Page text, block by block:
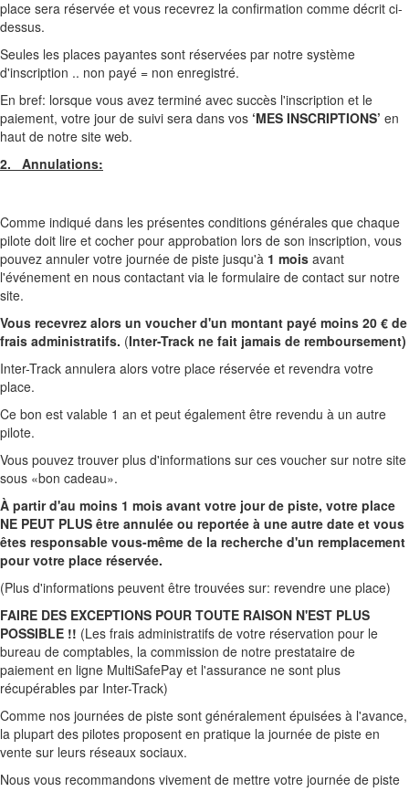
place sera réservée et vous recevrez la confirmation comme décrit ci-
dessus.
Seules les places payantes sont réservées par notre système
d'inscription .. non payé = non enregistré.
En bref: lorsque vous avez terminé avec succès l'inscription et le
paiement, votre jour de suivi sera dans vos ‘MES INSCRIPTIONS’ en
haut de notre site web.
2. Annulations:
Comme indiqué dans les présentes conditions générales que chaque
pilote doit lire et cocher pour approbation lors de son inscription, vous
pouvez annuler votre journée de piste jusqu'à 1 mois avant
l'événement en nous contactant via le formulaire de contact sur notre
site.
Vous recevrez alors un voucher d'un montant payé moins 20 € de
frais administratifs. (Inter-Track ne fait jamais de remboursement)
Inter-Track annulera alors votre place réservée et revendra votre
place.
Ce bon est valable 1 an et peut également être revendu à un autre
pilote.
Vous pouvez trouver plus d'informations sur ces voucher sur notre site
sous «bon cadeau».
À partir d'au moins 1 mois avant votre jour de piste, votre place
NE PEUT PLUS être annulée ou reportée à une autre date et vous
êtes responsable vous-même de la recherche d'un remplacement
pour votre place réservée.
(Plus d'informations peuvent être trouvées sur: revendre une place)
FAIRE DES EXCEPTIONS POUR TOUTE RAISON N'EST PLUS
POSSIBLE !! (Les frais administratifs de votre réservation pour le
bureau de comptables, la commission de notre prestataire de
paiement en ligne MultiSafePay et l'assurance ne sont plus
récupérables par Inter-Track)
Comme nos journées de piste sont généralement épuisées à l'avance,
la plupart des pilotes proposent en pratique la journée de piste en
vente sur leurs réseaux sociaux.
Nous vous recommandons vivement de mettre votre journée de piste